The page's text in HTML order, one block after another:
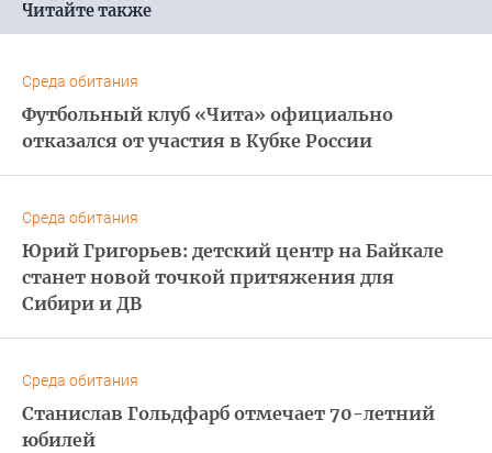
Читайте также
Среда обитания
Футбольный клуб «Чита» официально
отказался от участия в Кубке России
Среда обитания
Юрий Григорьев: детский центр на Байкале
станет новой точкой притяжения для
Сибири и ДВ
Среда обитания
Станислав Гольдфарб отмечает 70-летний
юбилей